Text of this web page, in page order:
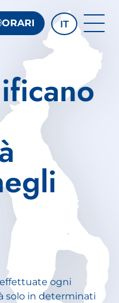
ORARI IT
ogni
solo in determinati